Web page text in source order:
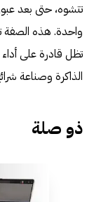
تتشوه، حتى بعد
واحدة. هذه الصفة
تظل قادرة على
الذاكرة وصناعة
ذو صلة